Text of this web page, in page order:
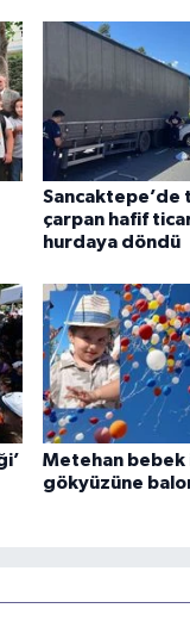
Sancaktepe’de
çarpan hafif
hurdaya döndü
Metehan bebek
gökyüzüne